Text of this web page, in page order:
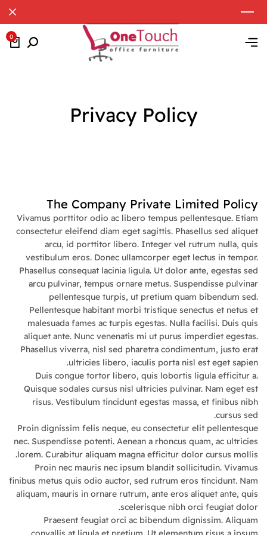
0
Privacy Policy
The Company Private Limited Policy
Vivamus porttitor odio ac libero tempus pellentesque. Etiam
consectetur eleifend diam eget sagittis. Phasellus sed aliquet
arcu, id porttitor libero. Integer vel rutrum nulla, quis
vestibulum eros. Donec ullamcorper eget lectus in tempor.
Phasellus consequat lacinia ligula. Ut dolor ante, egestas sed
arcu pulvinar, tempus ornare metus. Suspendisse pulvinar
pellentesque turpis, ut pretium quam bibendum sed.
Pellentesque habitant morbi tristique senectus et netus et
malesuada fames ac turpis egestas. Nulla facilisi. Duis quis
aliquet ante. Nunc venenatis mi ut purus imperdiet egestas.
Phasellus viverra, nisl sed pharetra condimentum, justo erat
ultricies libero, iaculis porta nisl est eget sapien.
Duis congue tortor libero, quis lobortis ligula efficitur a.
Quisque sodales cursus nisl ultricies pulvinar. Nam eget est
risus. Vestibulum tincidunt egestas massa, et finibus nibh
cursus sed.
Proin dignissim felis neque, eu consectetur elit pellentesque
nec. Suspendisse potenti. Aenean a rhoncus quam, ac ultricies
lorem. Curabitur aliquam magna efficitur dolor cursus mollis.
Proin nec mauris nec ipsum blandit sollicitudin. Vivamus
finibus metus quis odio auctor, sed rutrum eros tincidunt. Nam
aliquam, mauris in ornare rutrum, ante eros aliquet ante, quis
scelerisque nibh orci feugiat dolor.
Praesent feugiat orci ac bibendum dignissim. Aliquam